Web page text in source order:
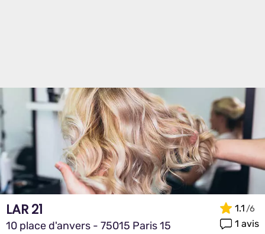
LAR 21
10 place d'anvers - 75015 Paris 15
1.1
1 avis